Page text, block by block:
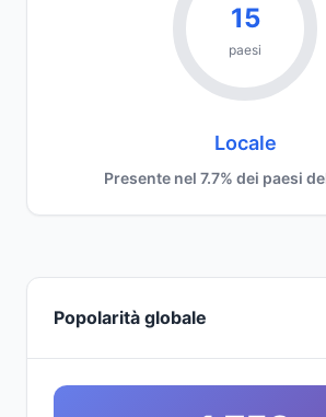
15
paesi
Locale
Presente nel 7.7% dei paesi
Popolarità globale